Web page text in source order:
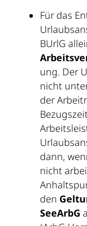
Für das
BUrlG
ung. Der
nicht
der
dann,
nicht
den
SeeArbG